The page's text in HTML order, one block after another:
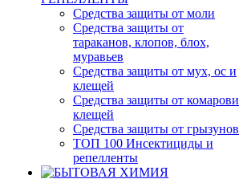
Средства защиты от моли
Средства защиты от
тараканов, клопов, блох,
муравьев
Средства защиты от мух, ос и
клещей
Средства защиты от комарови
клещей
Средства защиты от грызунов
ТОП 100 Инсектициды и
репелленты